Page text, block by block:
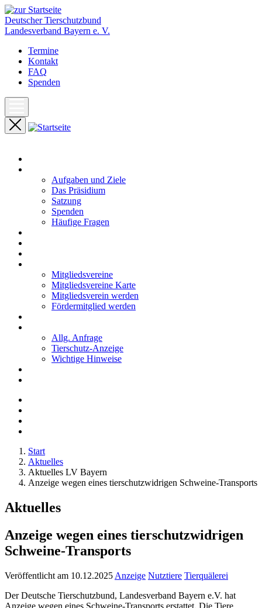
Deutscher Tierschutzbund
Landesverband Bayern e. V.
Termine
Kontakt
FAQ
Spenden
Aufgaben und Ziele
Das Präsidium
Satzung
Spenden
Häufige Fragen
Mitgliedsvereine
Mitgliedsvereine Karte
Mitgliedsverein werden
Fördermitglied werden
Allg. Anfrage
Tierschutz-Anzeige
Wichtige Hinweise
Start
Aktuelles
Aktuelles LV Bayern
Anzeige wegen eines tierschutzwidrigen Schweine-Transports
Aktuelles
Anzeige wegen eines tierschutzwidrigen
Schweine-Transports
Veröffentlicht am 10.12.2025 Anzeige Nutztiere Tierquälerei
Der Deutsche Tierschutzbund, Landesverband Bayern e.V. hat
Anzeige wegen eines Schweine-Transports erstattet. Die Tiere